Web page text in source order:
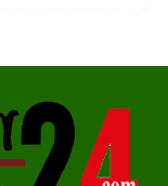
১৫
টিকা
স্বাস্থ্য